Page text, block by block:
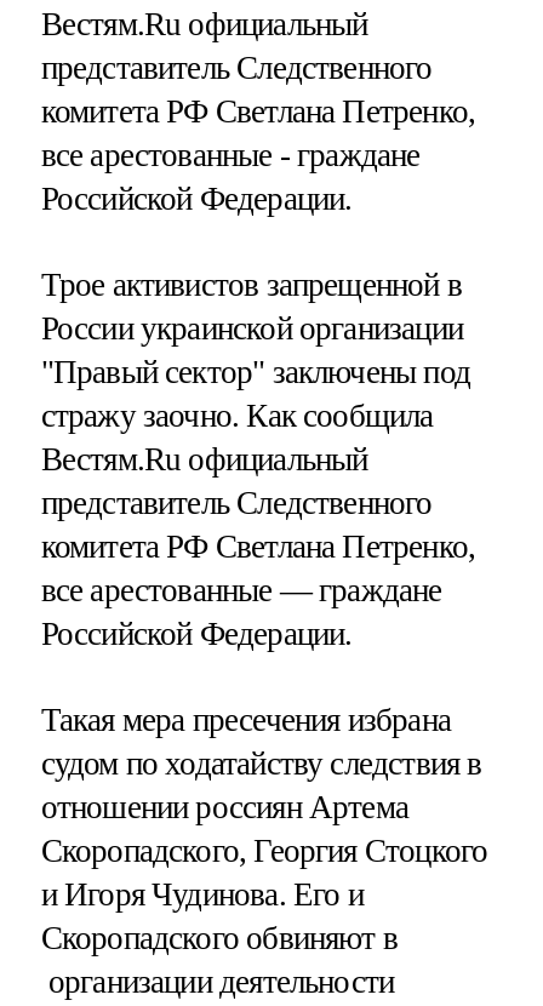
Вестям.Ru официальный
представитель Следственного
комитета РФ Светлана Петренко,
все арестованные - граждане
Российской Федерации.
Трое активистов запрещенной в
России украинской организации
"Правый сектор" заключены под
стражу заочно. Как сообщила
Вестям.Ru официальный
представитель Следственного
комитета РФ Светлана Петренко,
все арестованные — граждане
Российской Федерации.
Такая мера пресечения избрана
судом по ходатайству следствия в
отношении россиян Артема
Скоропадского, Георгия Стоцкого
и Игоря Чудинова. Его и
Скоропадского обвиняют в
организации деятельности